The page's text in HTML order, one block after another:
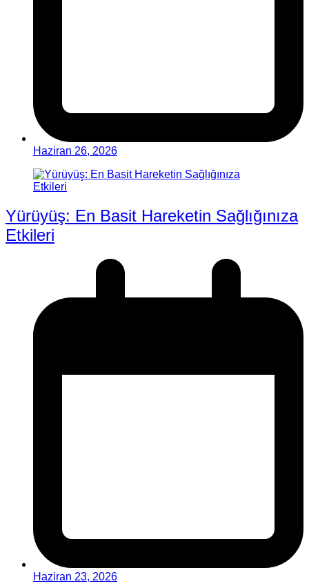
Haziran 26, 2026
Yürüyüş: En Basit Hareketin Sağlığınıza
Etkileri
Haziran 23, 2026